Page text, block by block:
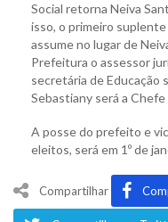
Social retorna Neiva
isso, o primeiro suplente
assume no lugar de
Prefeitura o assessor
secretária de Educação
Sebastiany será a
A posse do prefeito e
eleitos, será em 1º de
Compartilhar